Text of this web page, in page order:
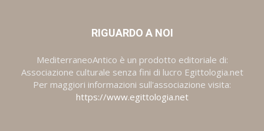
RIGUARDO A NOI
MediterraneoAntico è un prodotto editoriale di:
Associazione culturale senza fini di lucro Egittologia.net
Per maggiori informazioni sull'associazione visita:
https://www.egittologia.net